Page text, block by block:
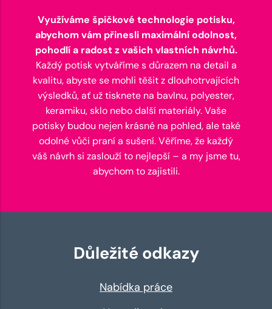
Využíváme špičkové technologie potisku,
abychom vám přinesli maximální odolnost,
pohodlí a radost z vašich vlastních návrhů.
Každý potisk vytváříme s důrazem na detail a
kvalitu, abyste se mohli těšit z dlouhotrvajících
výsledků, ať už tisknete na bavlnu, polyester,
keramiku, sklo nebo další materiály. Vaše
potisky budou nejen krásné na pohled, ale také
odolné vůči praní a sušení. Věříme, že každý
váš návrh si zaslouží to nejlepší – a my jsme tu,
abychom to zajistili.
Důležité odkazy
Nabídka práce